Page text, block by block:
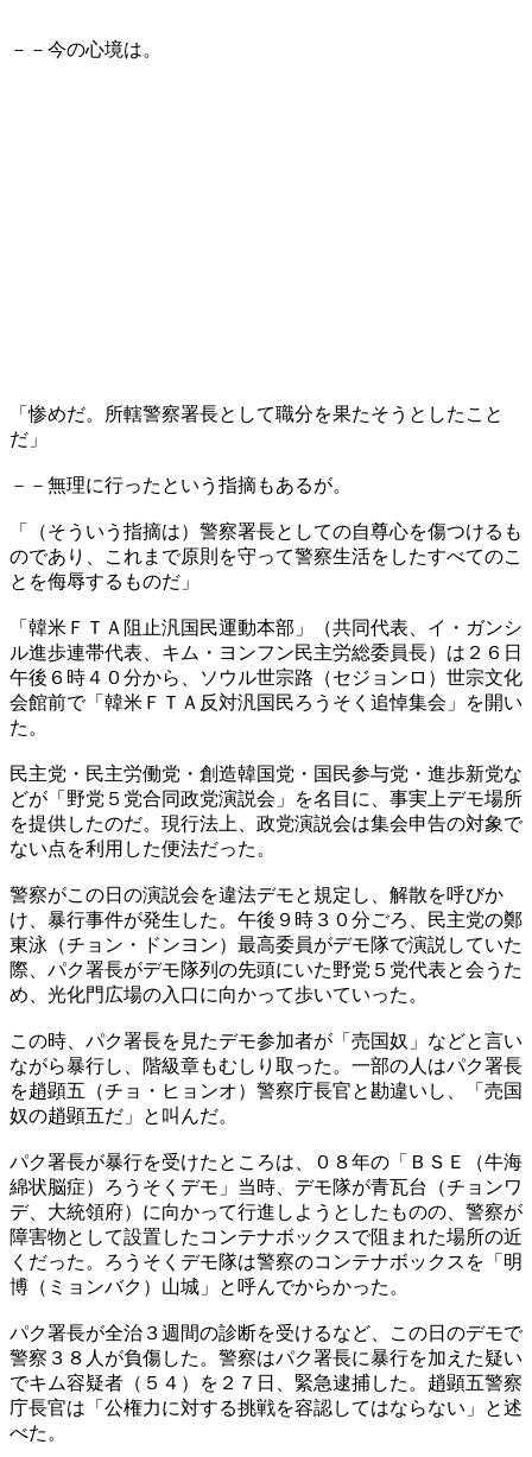
－－今の心境は。
「惨めだ。所轄警察署長として職分を果たそうとしたこと
だ」
－－無理に行ったという指摘もあるが。
「（そういう指摘は）警察署長としての自尊心を傷つけるも
のであり、これまで原則を守って警察生活をしたすべてのこ
とを侮辱するものだ」
「韓米ＦＴＡ阻止汎国民運動本部」（共同代表、イ・ガンシ
ル進歩連帯代表、キム・ヨンフン民主労総委員長）は２６日
午後６時４０分から、ソウル世宗路（セジョンロ）世宗文化
会館前で「韓米ＦＴＡ反対汎国民ろうそく追悼集会」を開い
た。
民主党・民主労働党・創造韓国党・国民参与党・進歩新党な
どが「野党５党合同政党演説会」を名目に、事実上デモ場所
を提供したのだ。現行法上、政党演説会は集会申告の対象で
ない点を利用した便法だった。
警察がこの日の演説会を違法デモと規定し、解散を呼びか
け、暴行事件が発生した。午後９時３０分ごろ、民主党の鄭
東泳（チョン・ドンヨン）最高委員がデモ隊で演説していた
際、パク署長がデモ隊列の先頭にいた野党５党代表と会うた
め、光化門広場の入口に向かって歩いていった。
この時、パク署長を見たデモ参加者が「売国奴」などと言い
ながら暴行し、階級章もむしり取った。一部の人はパク署長
を趙顕五（チョ・ヒョンオ）警察庁長官と勘違いし、「売国
奴の趙顕五だ」と叫んだ。
パク署長が暴行を受けたところは、０８年の「ＢＳＥ（牛海
綿状脳症）ろうそくデモ」当時、デモ隊が青瓦台（チョンワ
デ、大統領府）に向かって行進しようとしたものの、警察が
障害物として設置したコンテナボックスで阻まれた場所の近
くだった。ろうそくデモ隊は警察のコンテナボックスを「明
博（ミョンバク）山城」と呼んでからかった。
パク署長が全治３週間の診断を受けるなど、この日のデモで
警察３８人が負傷した。警察はパク署長に暴行を加えた疑い
でキム容疑者（５４）を２７日、緊急逮捕した。趙顕五警察
庁長官は「公権力に対する挑戦を容認してはならない」と述
べた。